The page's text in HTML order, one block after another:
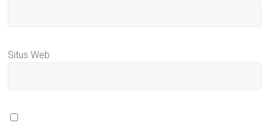
Situs Web